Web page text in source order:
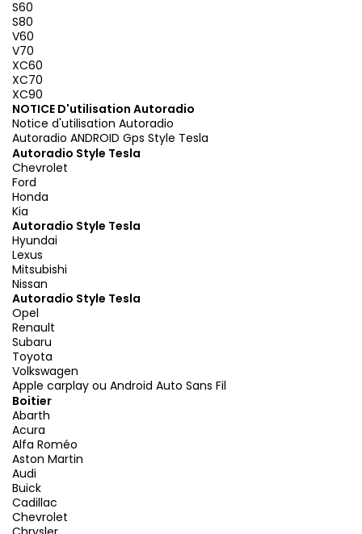
S60
S80
V60
V70
XC60
XC70
XC90
NOTICE D'utilisation Autoradio
Notice d'utilisation Autoradio
Autoradio ANDROID Gps Style Tesla
Autoradio Style Tesla
Chevrolet
Ford
Honda
Kia
Autoradio Style Tesla
Hyundai
Lexus
Mitsubishi
Nissan
Autoradio Style Tesla
Opel
Renault
Subaru
Toyota
Volkswagen
Apple carplay ou Android Auto Sans Fil
Boitier
Abarth
Acura
Alfa Roméo
Aston Martin
Audi
Buick
Cadillac
Chevrolet